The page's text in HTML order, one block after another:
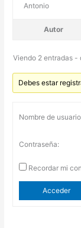
Antonio
Autor
Viendo 2 entradas -
Debes estar
Nombre de
Contraseña:
Recordar mi
Acceder